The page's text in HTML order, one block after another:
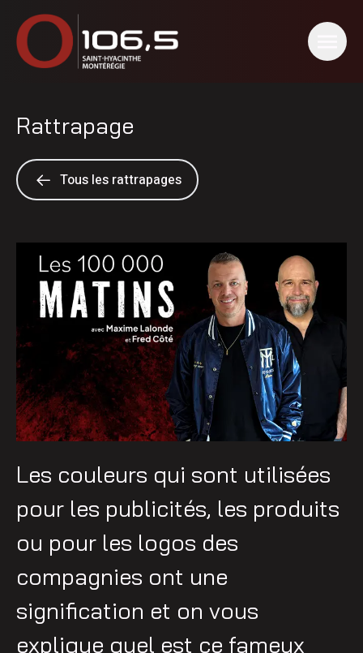
Rattrapage
Tous les rattrapages
Les couleurs qui sont utilisées
pour les publicités, les produits
ou pour les logos des
compagnies ont une
signification et on vous
explique quel est ce fameux